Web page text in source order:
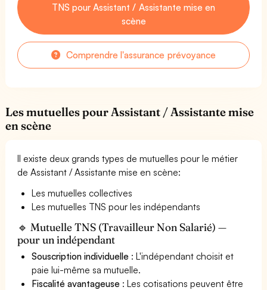
TNS pour Assistant / Assistante mise en
scène
Comprendre l'assurance prévoyance
Les mutuelles pour Assistant / Assistante mise
en scène
Il existe deux grands types de mutuelles pour le métier
de Assistant / Assistante mise en scène:
Les mutuelles collectives
Les mutuelles TNS pour les indépendants
🔹 Mutuelle TNS (Travailleur Non Salarié) —
pour un indépendant
Souscription individuelle : L'indépendant choisit et
paie lui-même sa mutuelle.
Fiscalité avantageuse : Les cotisations peuvent être